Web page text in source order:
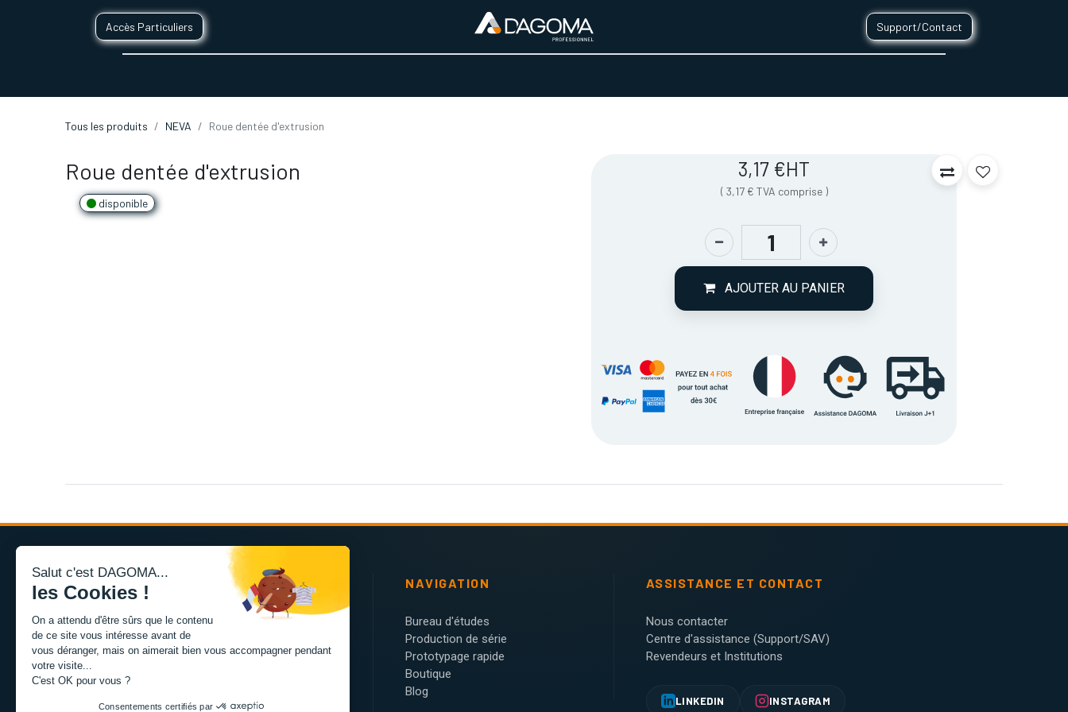
Accès Particuliers Support/Contact
Tous les produits NEVA Roue dentée d'extrusion
Roue dentée d'extrusion
disponible
3,17 €HT
( 3,17€ TVA comprise )
AJOUTER AU PANIER
L'expertise de la fabrication additive francaise, au service
de vos projets.
TISSEL
84 avenue de la Fosse aux Chenes
59100 Roubaix, France
NAVIGATION
Bureau d'études
Production de série
Prototypage rapide
Boutique
Blog
ASSISTANCE ET CONTACT
Nous contacter
Centre d'assistance (Support/SAV)
Revendeurs et Institutions
LINKEDIN INSTAGRAM
Salut c'est DAGOMA...
les Cookies !
On a attendu d'être sûrs que le contenu
de ce site vous intéresse avant de
vous déranger, mais on aimerait bien vous accompagner pendant
votre visite...
C'est OK pour vous ?
Consentements certifiés par